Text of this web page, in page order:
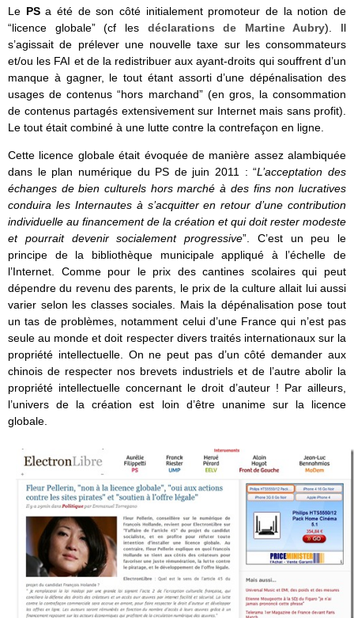
Le PSa été de son côté initialement promoteur de la notion de
“licence globale” (cf les déclarations de Martine Aubry). Il
s’agissait de prélever une nouvelle taxe sur les consommateurs
et/ou les FAI et de la redistribuer aux ayant-droits qui souffrent d’un
manque à gagner, le tout étant assorti d’une dépénalisation des
usages de contenus “hors marchand” (en gros, la consommation
de contenus partagés extensivement sur Internet mais sans profit).
Le tout était combiné à une lutte contre la contrefaçon en ligne.
Cette licence globale était évoquée de manière assez alambiquée
dans le plan numérique du PS de juin 2011 : “L’acceptation des
échanges de bien culturels hors marché à des fins non lucratives
conduira les Internautes à s’acquitter en retour d’une contribution
individuelle au financement de la création et qui doit rester modeste
et pourrait devenir socialement progressive”. C’est un peu le
principe de la bibliothèque municipale appliqué à l’échelle de
l’Internet. Comme pour le prix des cantines scolaires qui peut
dépendre du revenu des parents, le prix de la culture allait lui aussi
varier selon les classes sociales. Mais la dépénalisation pose tout
un tas de problèmes, notamment celui d’une France qui n’est pas
seule au monde et doit respecter divers traités internationaux sur la
propriété intellectuelle. On ne peut pas d’un côté demander aux
chinois de respecter nos brevets industriels et de l’autre abolir la
propriété intellectuelle concernant le droit d’auteur ! Par ailleurs,
l’univers de la création est loin d’être unanime sur la licence
globale.